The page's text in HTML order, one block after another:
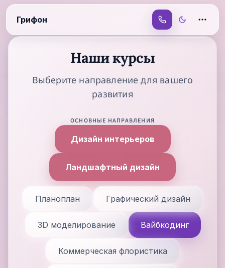
Перейти к содержимому
Грифон
Наши курсы
Выберите направление для вашего
развития
ОСНОВНЫЕ НАПРАВЛЕНИЯ
Дизайн интерьеров
Ландшафтный дизайн
Планоплан Графический дизайн
3D моделирование Вайбкодинг
Коммерческая флористика